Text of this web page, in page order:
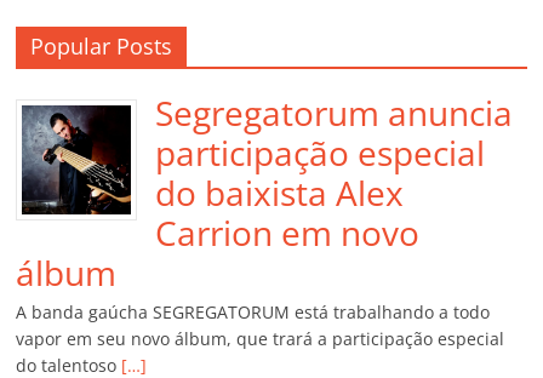
Popular Posts
Segregatorum anuncia
participação especial
do baixista Alex
Carrion em novo
álbum
A banda gaúcha SEGREGATORUM está trabalhando a todo
vapor em seu novo álbum, que trará a participação especial
do talentoso […]